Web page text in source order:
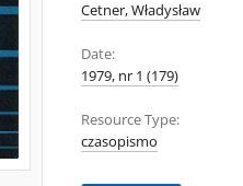
Cetner, Władysław
Date:
1979, nr 1 (179)
Resource Type:
czasopismo